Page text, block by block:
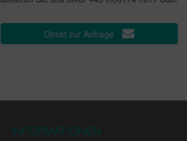
Direkt zur Anfrage
INFORMATIONEN